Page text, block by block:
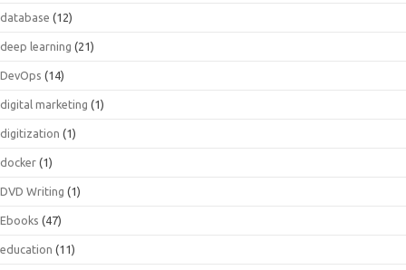
database (12)
deep learning (21)
DevOps (14)
digital marketing (1)
digitization (1)
docker (1)
DVD Writing (1)
Ebooks (47)
education (11)